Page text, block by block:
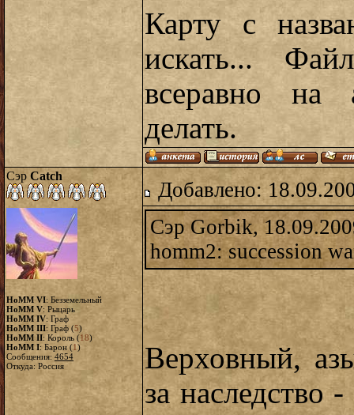
Карту с
искать...
всеравно на
делать.
Сэр Catch
HoMM VI: Безземельный
HoMM V: Рыцарь
HoMM IV: Граф
HoMM III: Граф (5)
HoMM II: Король (18)
HoMM I: Барон (1)
Сообщения: 4654
Откуда: Россия
Добавлено:
Сэр Gorbik,
homm2: succession
Верховный,
за наследство